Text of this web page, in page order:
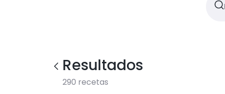
Resultados
290 recetas